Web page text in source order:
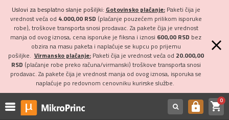
Uslovi za besplatno slanje pošiljki: Gotovinsko plaćanje:Paketi čija je
vrednost veća od 4.000,00 RSD (plaćanje pouzećem prilikom isporuke
robe), troškove transporta snosi prodavac. Za pakete čija je vrednost
manja od ovog iznosa, cena isporuke je fiksna i iznosi 600,00 RSD bez
obzira na masu paketa i naplaćuje se kupcu po prijemu
pošiljke. Virmansko plaćanje:Paketi čija je vrednost veća od 20.000,00
RSD (plaćanje robe preko računa/virmanski) troškove transporta snosi
prodavac. Za pakete čija je vrednost manja od ovog iznosa, isporuka se
naplaćuje po redovnom cenovniku kurirske službe.
https shopping_cart0